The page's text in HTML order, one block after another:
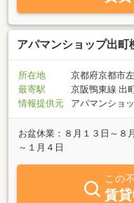
アパマンショップ出
所在地
京都府京都市
最寄駅
京阪鴨東線 出
情報提供元
アパマンショ
お盆休業：８月１３日～
～１月４日
この
賃